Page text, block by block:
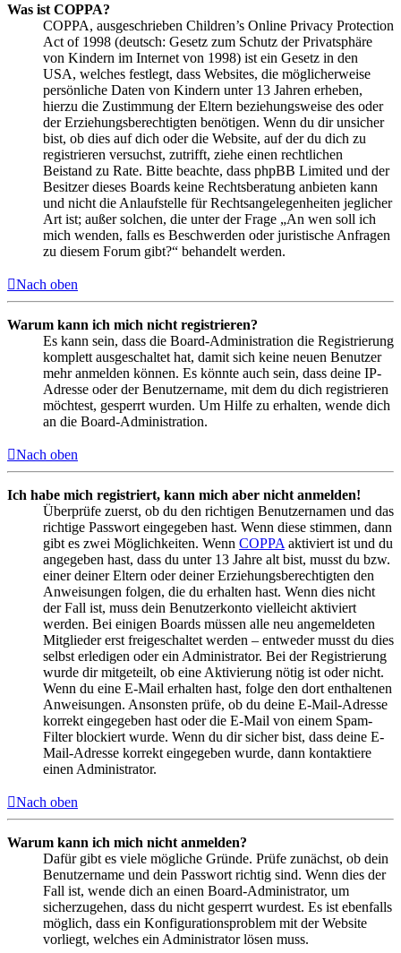
Was ist COPPA?
COPPA, ausgeschrieben Children’s Online Privacy Protection
Act of 1998 (deutsch: Gesetz zum Schutz der Privatsphäre
von Kindern im Internet von 1998) ist ein Gesetz in den
USA, welches festlegt, dass Websites, die möglicherweise
persönliche Daten von Kindern unter 13 Jahren erheben,
hierzu die Zustimmung der Eltern beziehungsweise des oder
der Erziehungsberechtigten benötigen. Wenn du dir unsicher
bist, ob dies auf dich oder die Website, auf der du dich zu
registrieren versuchst, zutrifft, ziehe einen rechtlichen
Beistand zu Rate. Bitte beachte, dass phpBB Limited und der
Besitzer dieses Boards keine Rechtsberatung anbieten kann
und nicht die Anlaufstelle für Rechtsangelegenheiten jeglicher
Art ist; außer solchen, die unter der Frage „An wen soll ich
mich wenden, falls es Beschwerden oder juristische Anfragen
zu diesem Forum gibt?“ behandelt werden.
Nach oben
Warum kann ich mich nicht registrieren?
Es kann sein, dass die Board-Administration die Registrierung
komplett ausgeschaltet hat, damit sich keine neuen Benutzer
mehr anmelden können. Es könnte auch sein, dass deine IP-
Adresse oder der Benutzername, mit dem du dich registrieren
möchtest, gesperrt wurden. Um Hilfe zu erhalten, wende dich
an die Board-Administration.
Nach oben
Ich habe mich registriert, kann mich aber nicht anmelden!
Überprüfe zuerst, ob du den richtigen Benutzernamen und das
richtige Passwort eingegeben hast. Wenn diese stimmen, dann
gibt es zwei Möglichkeiten. Wenn COPPA aktiviert ist und du
angegeben hast, dass du unter 13 Jahre alt bist, musst du bzw.
einer deiner Eltern oder deiner Erziehungsberechtigten den
Anweisungen folgen, die du erhalten hast. Wenn dies nicht
der Fall ist, muss dein Benutzerkonto vielleicht aktiviert
werden. Bei einigen Boards müssen alle neu angemeldeten
Mitglieder erst freigeschaltet werden – entweder musst du dies
selbst erledigen oder ein Administrator. Bei der Registrierung
wurde dir mitgeteilt, ob eine Aktivierung nötig ist oder nicht.
Wenn du eine E-Mail erhalten hast, folge den dort enthaltenen
Anweisungen. Ansonsten prüfe, ob du deine E-Mail-Adresse
korrekt eingegeben hast oder die E-Mail von einem Spam-
Filter blockiert wurde. Wenn du dir sicher bist, dass deine E-
Mail-Adresse korrekt eingegeben wurde, dann kontaktiere
einen Administrator.
Nach oben
Warum kann ich mich nicht anmelden?
Dafür gibt es viele mögliche Gründe. Prüfe zunächst, ob dein
Benutzername und dein Passwort richtig sind. Wenn dies der
Fall ist, wende dich an einen Board-Administrator, um
sicherzugehen, dass du nicht gesperrt wurdest. Es ist ebenfalls
möglich, dass ein Konfigurationsproblem mit der Website
vorliegt, welches ein Administrator lösen muss.